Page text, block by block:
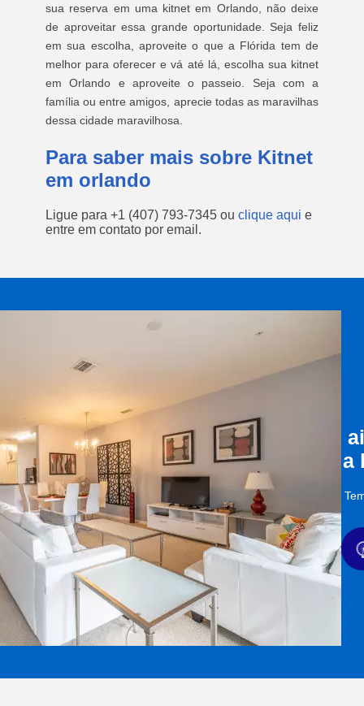
sua reserva em uma kitnet em Orlando, não deixe
de aproveitar essa grande oportunidade. Seja feliz
em sua escolha, aproveite o que a Flórida tem de
melhor para oferecer e vá até lá, escolha sua kitnet
em Orlando e aproveite o passeio. Seja com a
família ou entre amigos, aprecie todas as maravilhas
dessa cidade maravilhosa.
Para saber mais sobre Kitnet
em orlando
Ligue para +1 (407) 793-7345 ou clique aqui e
entre em contato por email.
a